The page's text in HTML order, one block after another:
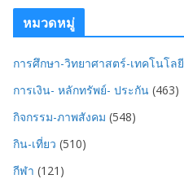
หมวดหมู่
การศึกษา-วิทยาศาสตร์-เทคโนโลยี
การเงิน- หลักทรัพย์- ประกัน (463)
กิจกรรม-ภาพสังคม (548)
กิน-เที่ยว (510)
กีฬา (121)